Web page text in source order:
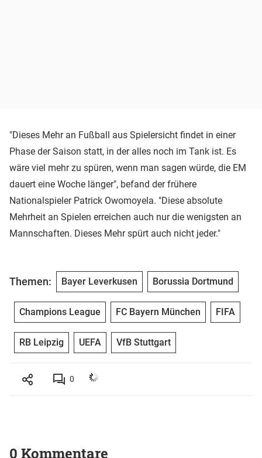
"Dieses Mehr an Fußball aus Spielersicht findet in einer
Phase der Saison statt, in der alles noch im Tank ist. Es
wäre viel mehr zu spüren, wenn man sagen würde, die EM
dauert eine Woche länger", befand der frühere
Nationalspieler Patrick Owomoyela. "Diese absolute
Mehrheit an Spielen erreichen auch nur die wenigsten an
Mannschaften. Dieses Mehr spürt auch nicht jeder."
Themen: Bayer Leverkusen Borussia Dortmund
Champions League FC Bayern München FIFA
RB Leipzig UEFA VfB Stuttgart
0
0 Kommentare